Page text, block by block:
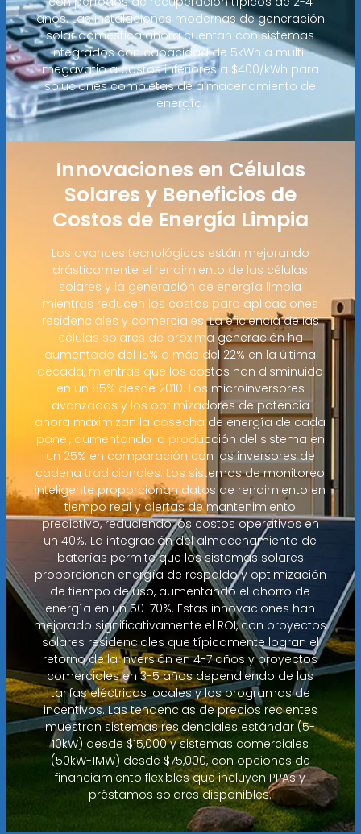
años. Las instalaciones modernas de generación
solar doméstica ahora cuentan con sistemas
integrados con capacidad de 5kWh a multi-
megavatio a costos inferiores a $400/kWh para
soluciones completas de almacenamiento de
energía.
Innovaciones en Células
Solares y Beneficios de
Costos de Energía Limpia
Los avances tecnológicos están mejorando
drásticamente el rendimiento de las células
solares y la generación de energía limpia
mientras reducen los costos para aplicaciones
residenciales y comerciales. La eficiencia de las
células solares de próxima generación ha
aumentado del 15% a más del 22% en la última
década, mientras que los costos han disminuido
en un 85% desde 2010. Los microinversores
avanzados y los optimizadores de potencia
ahora maximizan la cosecha de energía de cada
panel, aumentando la producción del sistema en
un 25% en comparación con los inversores de
cadena tradicionales. Los sistemas de monitoreo
inteligente proporcionan datos de rendimiento en
tiempo real y alertas de mantenimiento
predictivo, reduciendo los costos operativos en
un 40%. La integración del almacenamiento de
baterías permite que los sistemas solares
proporcionen energía de respaldo y optimización
de tiempo de uso, aumentando el ahorro de
energía en un 50-70%. Estas innovaciones han
mejorado significativamente el ROI, con proyectos
solares residenciales que típicamente logran el
retorno de la inversión en 4-7 años y proyectos
comerciales en 3-5 años dependiendo de las
tarifas eléctricas locales y los programas de
incentivos. Las tendencias de precios recientes
muestran sistemas residenciales estándar (5-
10kW) desde $15,000 y sistemas comerciales
(50kW-1MW) desde $75,000, con opciones de
financiamiento flexibles que incluyen PPAs y
préstamos solares disponibles.